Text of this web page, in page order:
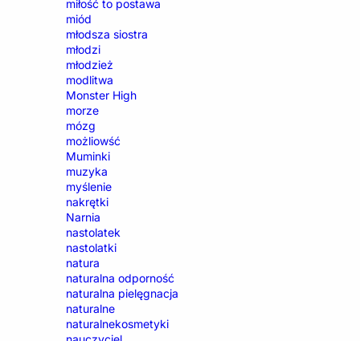
miłość to postawa
miód
młodsza siostra
młodzi
młodzież
modlitwa
Monster High
morze
mózg
możliowść
Muminki
muzyka
myślenie
nakrętki
Narnia
nastolatek
nastolatki
natura
naturalna odporność
naturalna pielęgnacja
naturalne
naturalnekosmetyki